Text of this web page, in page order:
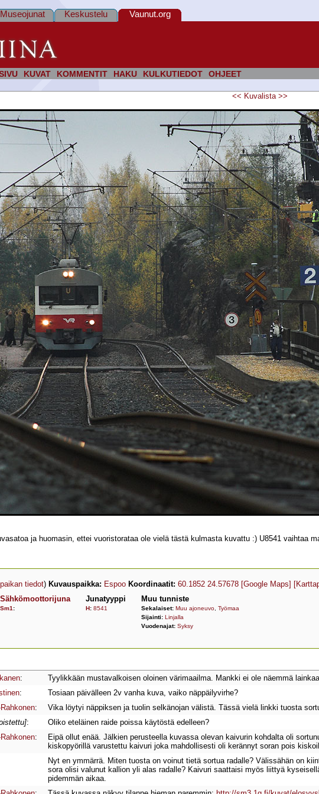
KUVAT KOMMENTIT HAKU KULKUTIEDOT OHJEET
Museojunat Keskustelu Vaunut.org
<< Kuvalista >>
ja huomasin, ettei vuoristorataa ole vielä tästä kulmasta kuvattu :) U8541 vaihtaa
tiedot) Kuvauspaikka: Espoo Koordinaatit: 60.1852 24.57678 [Google Maps]
Sähkömoottorijuna
Sm1 :
Junatyyppi
H: 8541
Muu tunniste
Sekalaiset: Muu ajoneuvo Työmaa
Sijainti: Linjalla
Vuodenajat: Syksy
:
Tyylikkään mustavalkoisen oloinen värimaailma. Mankki ei ole näemmä
:
Tosiaan päivälleen 2v vanha kuva, vaiko näppäilyvirhe?
: Vika löytyi näppiksen ja tuolin selkänojan välistä. Tässä vielä linkki tuosta
:
Oliko eteläinen raide poissa käytöstä edelleen?
:
Eipä ollut enää. Jälkien perusteella kuvassa olevan kaivurin kohdalta oli
kiskopyörillä varustettu kaivuri joka mahdollisesti oli kerännyt soran pois
Nyt en ymmärrä. Miten tuosta on voinut tietä sortua radalle? Välissähän on
sora olisi valunut kallion yli alas radalle? Kaivuri saattaisi myös liittyä
pidemmän aikaa.